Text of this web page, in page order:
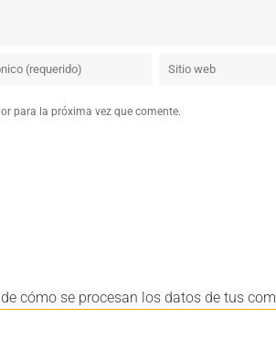
para la próxima vez que comente.
cómo se procesan los datos de tus